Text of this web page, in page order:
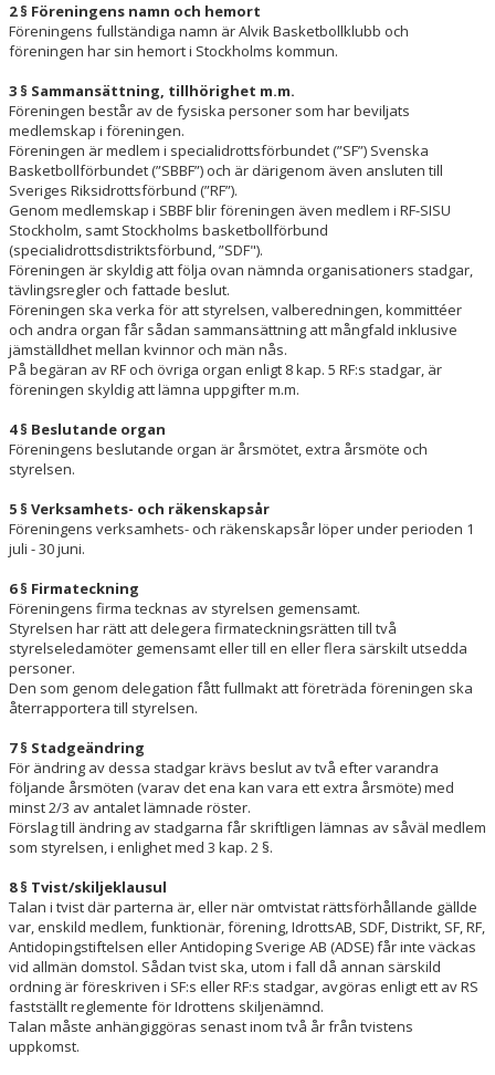
2 § Föreningens namn och hemort
Föreningens fullständiga namn är Alvik Basketbollklubb och
föreningen har sin hemort i Stockholms kommun.
3 § Sammansättning, tillhörighet m.m.
Föreningen består av de fysiska personer som har beviljats
medlemskap i föreningen.
Föreningen är medlem i specialidrottsförbundet (”SF”) Svenska
Basketbollförbundet (”SBBF”) och är därigenom även ansluten till
Sveriges Riksidrottsförbund (”RF”).
Genom medlemskap i SBBF blir föreningen även medlem i RF-SISU
Stockholm, samt Stockholms basketbollförbund
(specialidrottsdistriktsförbund, ”SDF").
Föreningen är skyldig att följa ovan nämnda organisationers stadgar,
tävlingsregler och fattade beslut.
Föreningen ska verka för att styrelsen, valberedningen, kommittéer
och andra organ får sådan sammansättning att mångfald inklusive
jämställdhet mellan kvinnor och män nås.
På begäran av RF och övriga organ enligt 8 kap. 5 RF:s stadgar, är
föreningen skyldig att lämna uppgifter m.m.
4 § Beslutande organ
Föreningens beslutande organ är årsmötet, extra årsmöte och
styrelsen.
5 § Verksamhets- och räkenskapsår
Föreningens verksamhets- och räkenskapsår löper under perioden 1
juli - 30 juni.
6 § Firmateckning
Föreningens firma tecknas av styrelsen gemensamt.
Styrelsen har rätt att delegera firmateckningsrätten till två
styrelseledamöter gemensamt eller till en eller flera särskilt utsedda
personer.
Den som genom delegation fått fullmakt att företräda föreningen ska
återrapportera till styrelsen.
7 § Stadgeändring
För ändring av dessa stadgar krävs beslut av två efter varandra
följande årsmöten (varav det ena kan vara ett extra årsmöte) med
minst 2/3 av antalet lämnade röster.
Förslag till ändring av stadgarna får skriftligen lämnas av såväl medlem
som styrelsen, i enlighet med 3 kap. 2 §.
8 § Tvist/skiljeklausul
Talan i tvist där parterna är, eller när omtvistat rättsförhållande gällde
var, enskild medlem, funktionär, förening, IdrottsAB, SDF, Distrikt, SF, RF,
Antidopingstiftelsen eller Antidoping Sverige AB (ADSE) får inte väckas
vid allmän domstol. Sådan tvist ska, utom i fall då annan särskild
ordning är föreskriven i SF:s eller RF:s stadgar, avgöras enligt ett av RS
fastställt reglemente för Idrottens skiljenämnd.
Talan måste anhängiggöras senast inom två år från tvistens
uppkomst.